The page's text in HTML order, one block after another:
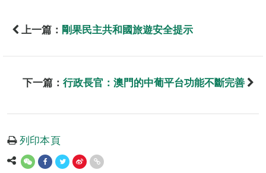
上一篇： 剛果民主共和國旅遊安全提示
下一篇： 行政長官：澳門的中葡平台功能不斷完善
列印本頁